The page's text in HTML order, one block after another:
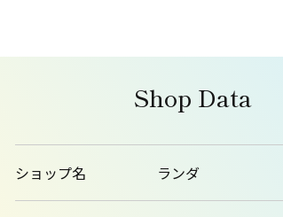
Shop Data
ショップ名 ランダ